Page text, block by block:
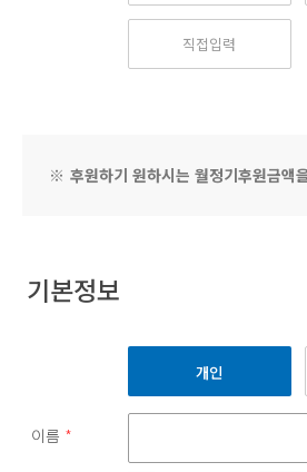
※ 후원하기 원하시는 월정기후원금액
기본정보
개인
이름 *